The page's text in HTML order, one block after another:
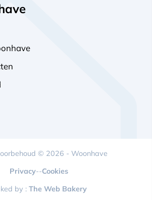
© 2026 - Woonhave
Privacy--Cookies
by : The Web Bakery